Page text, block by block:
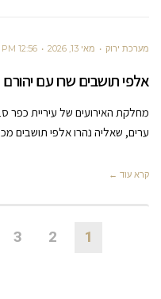
מערכת ירוק מאי 13, 2026 12:56 PM
אלפי תושבים שרו עם יהורם
מחלקת האירועים של עיריית כפר
ערים, שאליה נהרו אלפי תושבים
קרא עוד ←
1
2
3